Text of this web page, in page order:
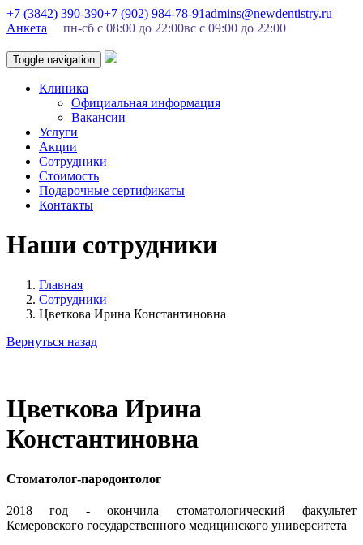
+7 (3842) 390-390+7 (902) 984-78-91admins@newdentistry.ru
Анкета
пн-сб с 08:00 до 22:00вс с 09:00 до 22:00
Toggle navigation
Клиника
Официальная информация
Вакансии
Услуги
Акции
Сотрудники
Стоимость
Подарочные сертификаты
Контакты
Наши сотрудники
Главная
Сотрудники
Цветкова Ирина Константиновна
Вернуться назад
Цветкова Ирина
Константиновна
Стоматолог-пародонтолог
2018 год - окончила стоматологический факультет
Кемеровского государственного медицинского университета